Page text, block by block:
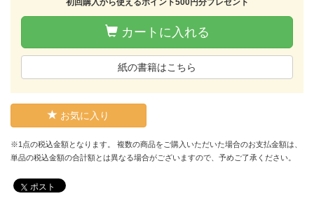
カートに入れる
紙の書籍はこちら
お気に入り
※1点の税込金額となります。 複数の商品をご購入いただいた場合のお支払金額は、
単品の税込金額の合計額とは異なる場合がございますので、予めご了承ください。
ポスト